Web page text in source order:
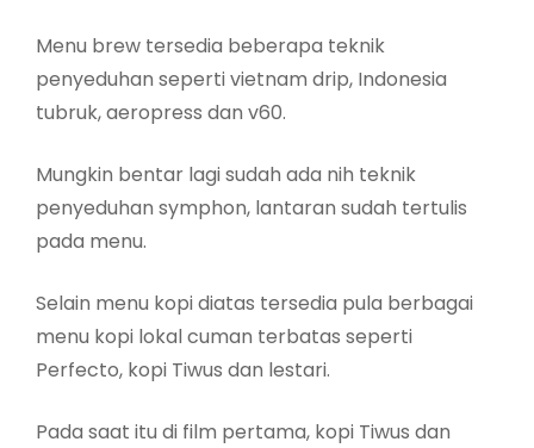
Menu brew tersedia beberapa teknik
penyeduhan seperti vietnam drip, Indonesia
tubruk, aeropress dan v60.
Mungkin bentar lagi sudah ada nih teknik
penyeduhan symphon, lantaran sudah tertulis
pada menu.
Selain menu kopi diatas tersedia pula berbagai
menu kopi lokal cuman terbatas seperti
Perfecto, kopi Tiwus dan lestari.
Pada saat itu di film pertama, kopi Tiwus dan